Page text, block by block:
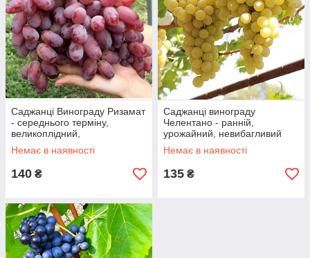
Дозрівання ягід винних культур відбувається досить швидко.
Купити саджанці винного винограду в Україні можна за
прийнятною та вигідною ціною. Перші різновиди мають
необхідні показники кислотності та цукристості.
Терміни дозрівання плодів:
Збереження;
Дуже ранні;
Перші;
З них виробляються гармонійні смачні вина. Купити саджанці
невеликих грошових вкладень можна отримати надалі
високоякісний алкогольний напій.
Саджанці Винограду Ризамат
- середнього терміну,
великоплідний,
морозостійкий
Немає в наявності
140 ₴
Саджанці винограду
Челентано - ранній,
урожайний, невибагливий
Немає в наявності
135 ₴